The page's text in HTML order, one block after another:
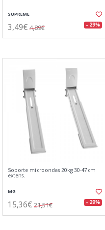
SUPREME
3,49€ 4,89€ - 29%
Soporte microondas 20kg 30-47cm
extens.
MG
15,36€ 21,51€ - 29%